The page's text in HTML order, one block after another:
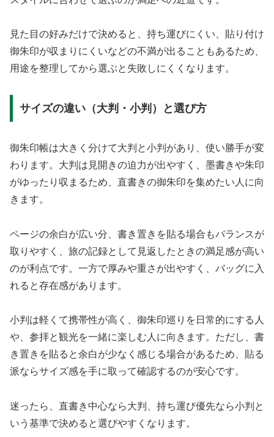
見た目の好みだけで決めると、持ち運びにくい、貼り付け
御朱印が収まりにくいなどの不満が出ることもあるため、
用途を整理してから選ぶと失敗しにくくなります。
サイズの違い（大判・小判）と選び方
御朱印帳は大きく分けて大判と小判があり、使い勝手が変
わります。大判は見開きの迫力が出やすく、墨書きや朱印
がゆったり収まるため、直書きの御朱印を集めたい人に向
きます。
ページの余白が広い分、書き置きを貼る場合もバランスが
取りやすく、旅の記録として見返したときの満足感が高い
のが利点です。一方で厚みや重さが出やすく、バッグに入
れると存在感があります。
小判は軽くて携帯性が高く、御朱印巡りを日常的にする人
や、参拝と観光を一緒に楽しむ人に向きます。ただし、書
き置きを貼ると余白が少なく感じる場合があるため、貼る
派ならサイズ感を手に取って確認するのが安心です。
迷ったら、直書き中心なら大判、持ち運び優先なら小判と
いう基準で決めると選びやすくなります。